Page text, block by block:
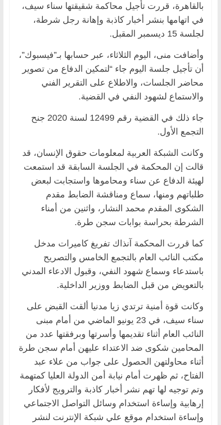
بالقاهرة، قررت تأجيل محاكمة شقيقتها سناء سيف،
في اتهامها بنشر أخبار كاذبة وإهانة رجل شرطة،
لجلسة 15 ديسمبر المقبل.
وأضافت منى، اليوم الثلاثاء، عبر حسابها بـ”فيسبوك”،
أن تأجيل جلسة اليوم جاء “لتمكين الدفاع من تصوير
محاضر الجلسات، والاطلاع على التقرير الفني
والاستماع لشهود النفي في القضية.
جاء ذلك في القضية رقم 12499 لسنة 2020 جنح
التجمع الأول.
وكانت الشبكة العربية لمعلومات حقوق الإنسان، قد
قالت إن المحكمة في الجلسة السابقة قد استمعت
لهيئة الدفاع عن سناء ومحاموها واستجابت لبعض
طلباتهم ومنها، سماع ومناقشة الضابط مقدم
الشكوى المقدم محمد النشار، واثنين من أمناء
الشرطة بحراسة بوابات سجن طرة.
كما قررت المحكمة آنذاك تفريغ كاميرات مدخل
مكتب النائب العام بالتجمع الخامس والتصريح
باستدعاء وسماع شهود النفي، وقبول الادعاء المدني
بالتعويض من قبل الضابط ووزير الداخلية.
وكانت قوة أمنية ترتدي زيا مدنيا ألقت القبض على
سناء سيف، في 23 يونيو الماضي من أمام مبنى
النائب العام أثناء تقديمها وأسرتها وبرفقتها عدد من
المحامين شكوى ضد الاعتداء عليهن أمام سجن طرة
أثناء محاولتهن الحصول على جواب من علاء عبد
الفتاح، ثم ظهرت أمام نيابة أمن الدولة العليا كمتهمة
وتم توجيه لها تهم نشر أخبار كاذبة والترويج لأفكار
إرهابية وإساءة استخدام وسائل التواصل الاجتماعي
وإساءة استخدام موقع علي شبكة الإنترنت لنشر